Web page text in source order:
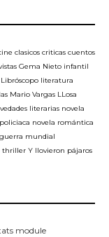
clasicos criticas cuentos
Gema Nieto infantil
Libróscopo literatura
Mario Vargas LLosa
literarias novela
novela romántica
mundial
thriller Y llovieron pájaros
module